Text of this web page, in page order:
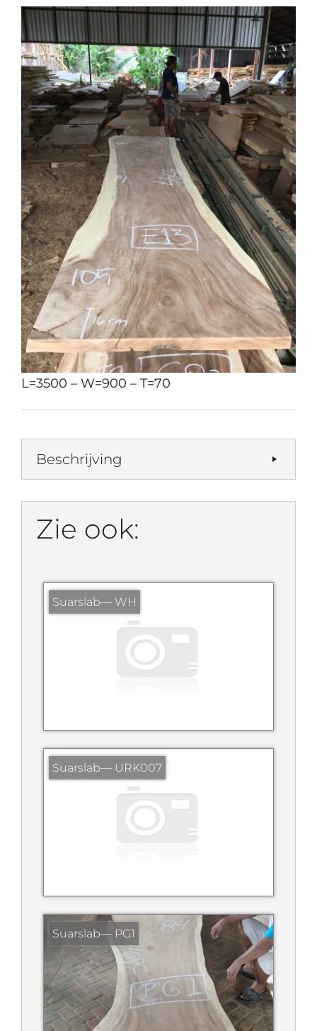
L=3500 – W=900 – T=70
Beschrijving
Zie ook:
Suarslab— WH
Suarslab— URK007
Suarslab— PG1